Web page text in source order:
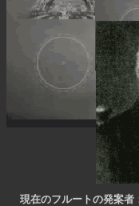
現在のフルートの発案者